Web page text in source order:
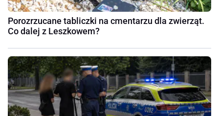
Porozrzucane tabliczki na cmentarzu dla zwierząt.
Co dalej z Leszkowem?